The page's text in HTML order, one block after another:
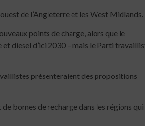
de l’Angleterre et les West Midlands.
points de charge, alors que le
diesel d’ici 2030 – mais le Parti
présenteraient des propositions
bornes de recharge dans les régions